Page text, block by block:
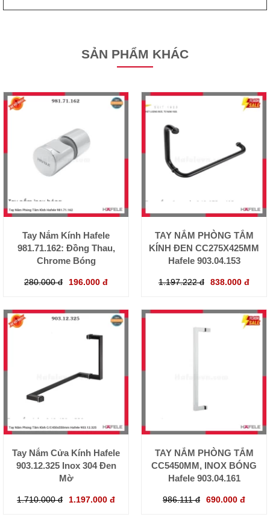
SẢN PHẨM KHÁC
Tay Nắm Kính Hafele
981.71.162: Đồng Thau,
Chrome Bóng
280.000 đ 196.000 đ
TAY NẮM PHÒNG TẮM
KÍNH ĐEN CC275X425MM
Hafele 903.04.153
1.197.222 đ 838.000 đ
Tay Nắm Cửa Kính Hafele
903.12.325 Inox 304 Đen
Mờ
1.710.000 đ 1.197.000 đ
TAY NẮM PHÒNG TẮM
CC5450MM, INOX BÓNG
Hafele 903.04.161
986.111 đ 690.000 đ